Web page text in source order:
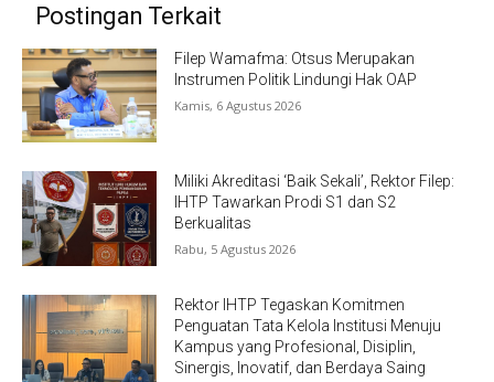
Postingan Terkait
Filep Wamafma: Otsus Merupakan
Instrumen Politik Lindungi Hak OAP
Kamis, 6 Agustus 2026
Miliki Akreditasi ‘Baik Sekali’, Rektor Filep:
IHTP Tawarkan Prodi S1 dan S2
Berkualitas
Rabu, 5 Agustus 2026
Rektor IHTP Tegaskan Komitmen
Penguatan Tata Kelola Institusi Menuju
Kampus yang Profesional, Disiplin,
Sinergis, Inovatif, dan Berdaya Saing